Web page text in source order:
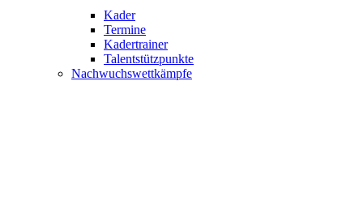
Kader
Termine
Kadertrainer
Talentstützpunkte
Nachwuchswettkämpfe